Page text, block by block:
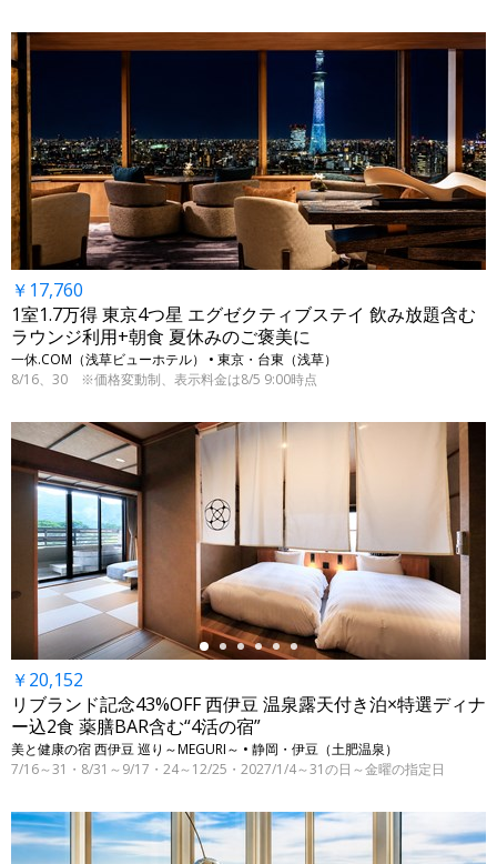
￥17,760
1室1.7万得 東京4つ星 エグゼクティブステイ 飲み放題含む
ラウンジ利用+朝食 夏休みのご褒美に
一休.COM（浅草ビューホテル） • 東京・台東（浅草）
8/16、30 ※価格変動制、表示料金は8/5 9:00時点
←
￥20,152
リブランド記念43%OFF 西伊豆 温泉露天付き泊×特選ディナ
ー込2食 薬膳BAR含む“4活の宿”
美と健康の宿 西伊豆 巡り～MEGURI～ • 静岡・伊豆（土肥温泉）
7/16～31・8/31～9/17・24～12/25・2027/1/4～31の日～金曜の指定日